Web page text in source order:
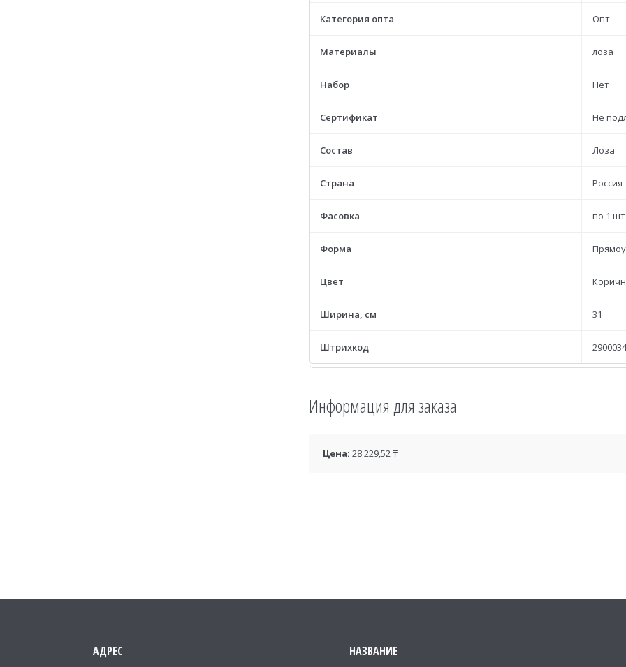
Категория опта Опт
Материалы лоза
Набор Нет
Сертификат Не
Состав Лоза
Страна Россия
Фасовка по 1 шт
Форма
Цвет
Ширина, см 31
Штрихкод
Информация для заказа
Цена: 28 229,52 ₸